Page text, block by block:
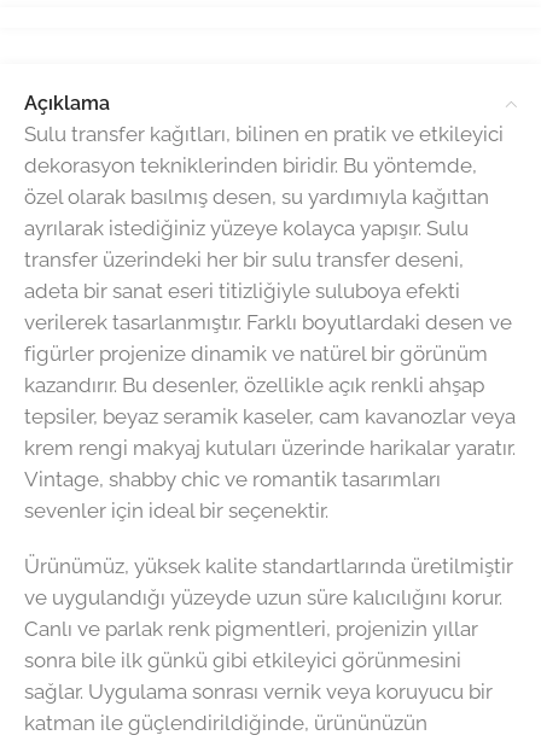
Açıklama
Sulu transfer kağıtları, bilinen en pratik ve etkileyici
dekorasyon tekniklerinden biridir. Bu yöntemde,
özel olarak basılmış desen, su yardımıyla kağıttan
ayrılarak istediğiniz yüzeye kolayca yapışır. Sulu
transfer üzerindeki her bir sulu transfer deseni,
adeta bir sanat eseri titizliğiyle suluboya efekti
verilerek tasarlanmıştır. Farklı boyutlardaki desen ve
figürler projenize dinamik ve natürel bir görünüm
kazandırır. Bu desenler, özellikle açık renkli ahşap
tepsiler, beyaz seramik kaseler, cam kavanozlar veya
krem rengi makyaj kutuları üzerinde harikalar yaratır.
Vintage, shabby chic ve romantik tasarımları
sevenler için ideal bir seçenektir.
Ürünümüz, yüksek kalite standartlarında üretilmiştir
ve uygulandığı yüzeyde uzun süre kalıcılığını korur.
Canlı ve parlak renk pigmentleri, projenizin yıllar
sonra bile ilk günkü gibi etkileyici görünmesini
sağlar. Uygulama sonrası vernik veya koruyucu bir
katman ile güçlendirildiğinde, ürününüzün